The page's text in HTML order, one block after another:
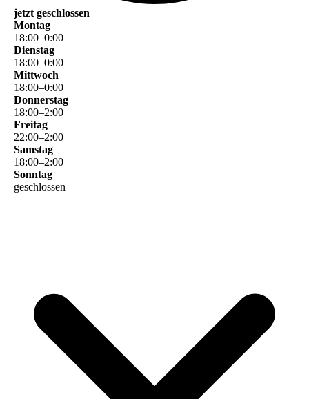
jetzt geschlossen
Montag
18:00–0:00
Dienstag
18:00–0:00
Mittwoch
18:00–0:00
Donnerstag
18:00–2:00
Freitag
22:00–2:00
Samstag
18:00–2:00
Sonntag
geschlossen